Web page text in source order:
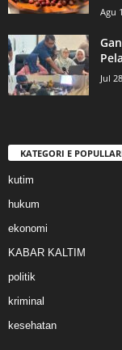
Agu
Jul
KATEGORI E
kutim
hukum
ekonomi
KABAR KALTIM
politik
kriminal
kesehatan